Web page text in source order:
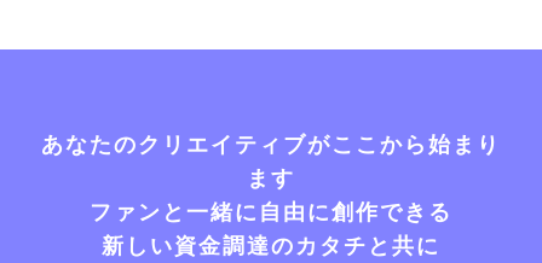
あなたのクリエイティブがここから始まり
ます
ファンと一緒に自由に創作できる
新しい資金調達のカタチと共に